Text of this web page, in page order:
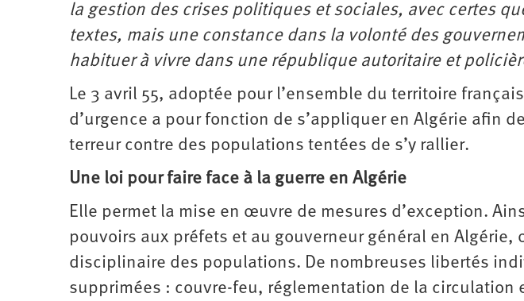
Océanie
la gestion des crises politiques et sociales, avec certes
textes, mais une constance dans la volonté des
habituer à vivre dans une république autoritaire et
Le 3 avril 55, adoptée pour l’ensemble du territoire
d’urgence a pour fonction de s’appliquer en Algérie afin
terreur contre des populations tentées de s’y rallier.
Une loi pour faire face à la guerre en Algérie
Elle permet la mise en œuvre de mesures d’exception.
pouvoirs aux préfets et au gouverneur général en Algérie,
disciplinaire des populations. De nombreuses libertés
supprimées : couvre-feu, réglementation de la circulation